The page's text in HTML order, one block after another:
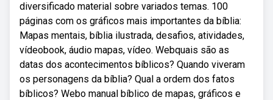
diversificado material sobre variados temas. 100
páginas com os gráficos mais importantes da bíblia:
Mapas mentais, bíblia ilustrada, desafios, atividades,
vídeobook, áudio mapas, vídeo. Webquais são as
datas dos acontecimentos bíblicos? Quando viveram
os personagens da bíblia? Qual a ordem dos fatos
bíblicos? Webo manual bíblico de mapas, gráficos e